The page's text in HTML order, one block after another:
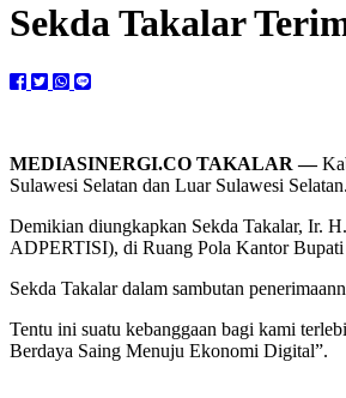
Sekda Takalar
MEDIASINERGI.CO TAKALAR —
Sulawesi Selatan dan Luar Sulawesi Selatan.
Demikian diungkapkan Sekda Takalar, Ir.
ADPERTISI), di Ruang Pola Kantor
Sekda Takalar dalam sambutan
Tentu ini suatu kebanggaan bagi kami
Berdaya Saing Menuju Ekonomi Digital”.